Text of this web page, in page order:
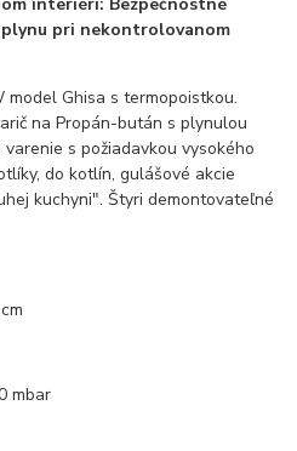
pri nekontrolovanom
Ghisa s termopoistkou.
na Propán-bután s plynulou
s požiadavkou vysokého
do kotlín, gulášové akcie
kuchyni". Štyri demontovateľné
mbar